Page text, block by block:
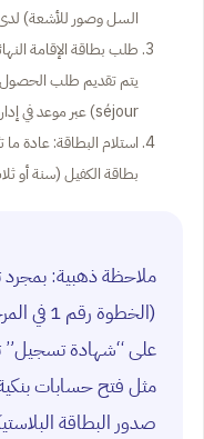
السل وصور للأشعة) لدى
طلب بطاقة الإقامة
séjour) عبر موعد في إدارة الهجرة.
استلام البطاقة: عادة
بطاقة الكفيل (سنة أو
ملاحظة ذهبية: بمجرد
(الخطوة
على “شهادة تسجيل”
مثل فتح حسابات
صدور البطاقة